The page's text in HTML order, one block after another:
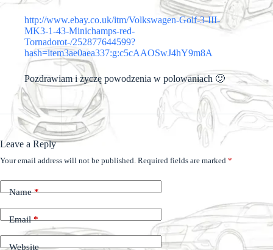
http://www.ebay.co.uk/itm/Volkswagen-Golf-3-III-
MK3-1-43-Minichamps-red-
Tornadorot-/252877644599?
hash=item3ae0aea337:g:c5cAAOSwJ4hY9m8A
Pozdrawiam i życzę powodzenia w polowaniach 🙂
Leave a Reply
Your email address will not be published. Required fields are marked *
Name*
Email*
Website